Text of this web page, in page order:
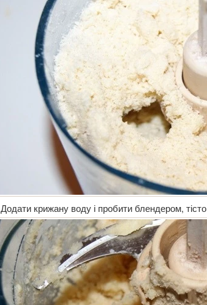
Додати крижану воду і пробити блендером,